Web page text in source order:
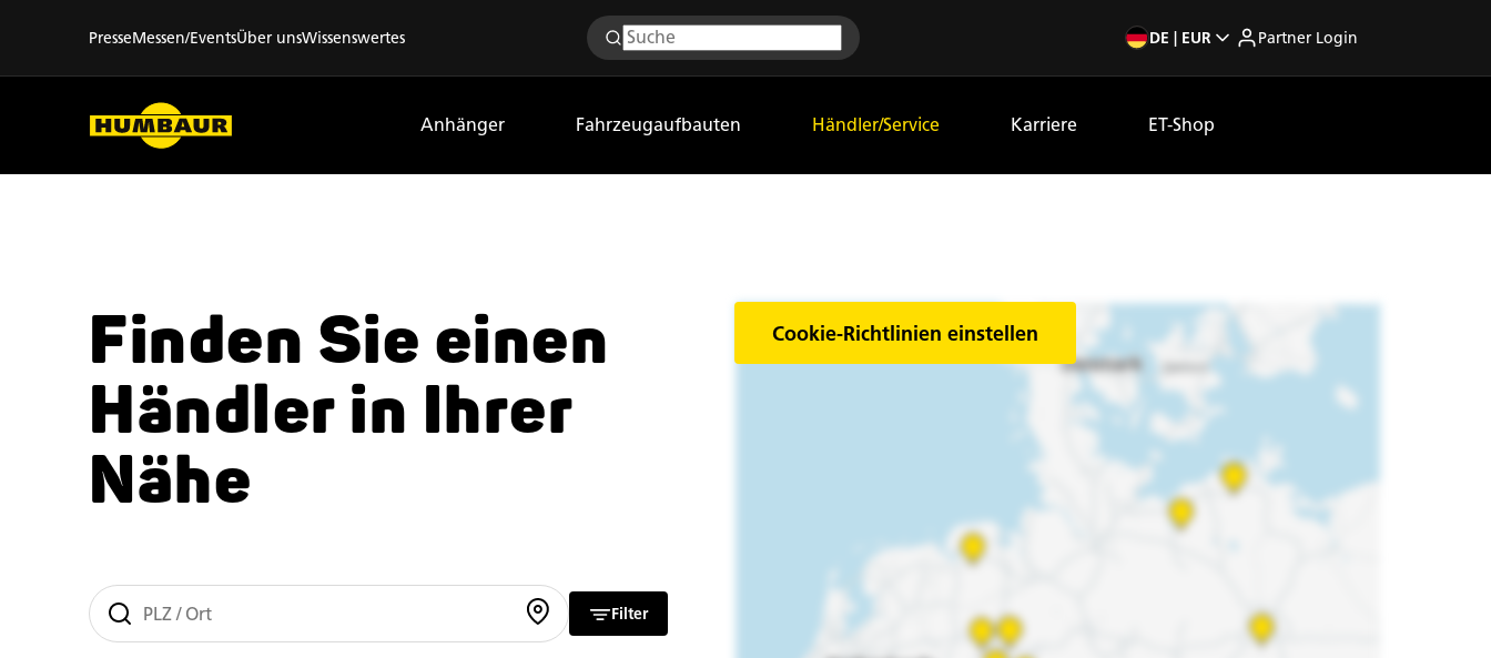
PresseMessen/EventsÜber unsWissenswertes DE | EUR Partner Login
Anhänger Fahrzeugaufbauten Händler/Service Karriere ET-Shop
Finden Sie einen
Händler in Ihrer
Nähe
Filter
Cookie-Richtlinien einstellen